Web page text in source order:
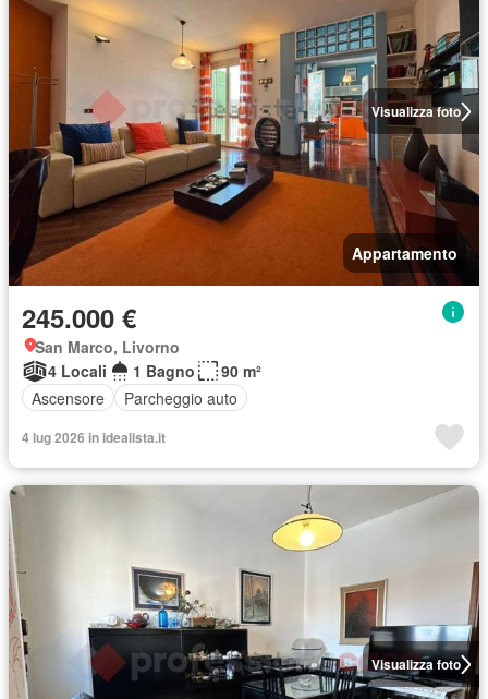
Visualizza foto
Appartamento
245.000 €
San Marco, Livorno
4 Locali
1 Bagno
90 m²
Ascensore
Parcheggio auto
4 lug 2026 in idealista.it
Visualizza foto